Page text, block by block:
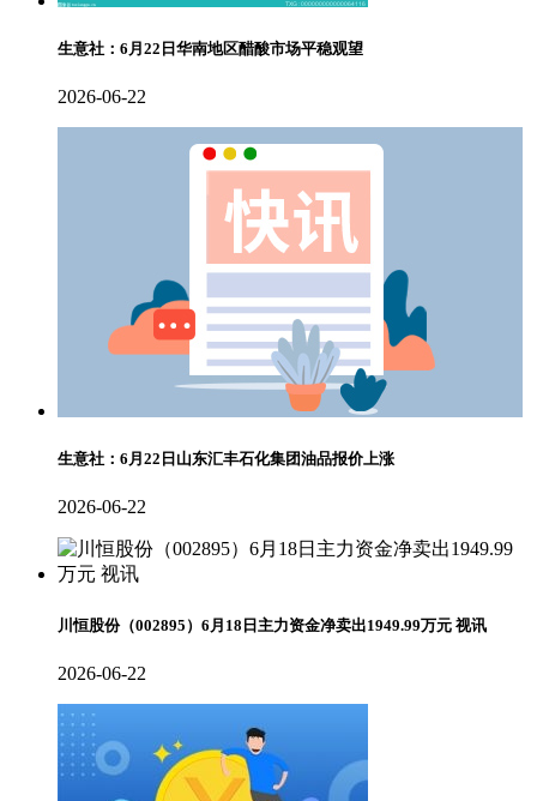
生意社：6月22日华南地区醋酸市场平稳观望
2026-06-22
生意社：6月22日山东汇丰石化集团油品报价上涨
2026-06-22
川恒股份（002895）6月18日主力资金净卖出1949.99万元 视讯
2026-06-22